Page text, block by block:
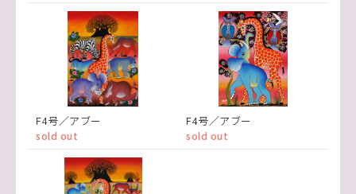
F4号／アブー
sold out
F4号／アブー
sold out